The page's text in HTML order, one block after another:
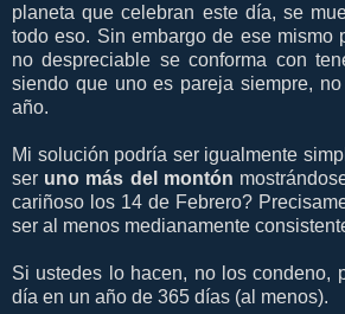
planeta que celebran este día, se
todo eso. Sin embargo de ese mismo
no despreciable se conforma con
siendo que uno es pareja siempre,
año.
Mi solución podría ser igualmente
ser uno más del montón
cariñoso los 14 de Febrero?
ser al menos medianamente
Si ustedes lo hacen, no los condeno,
día en un año de 365 días (al menos).